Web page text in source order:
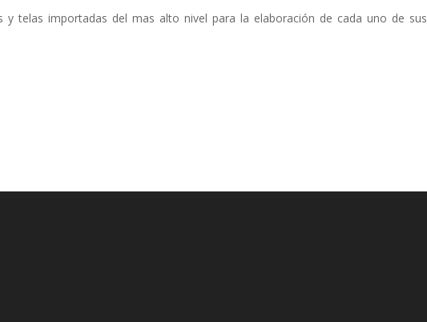
y telas importadas del mas alto nivel para la elaboración de cada uno de sus